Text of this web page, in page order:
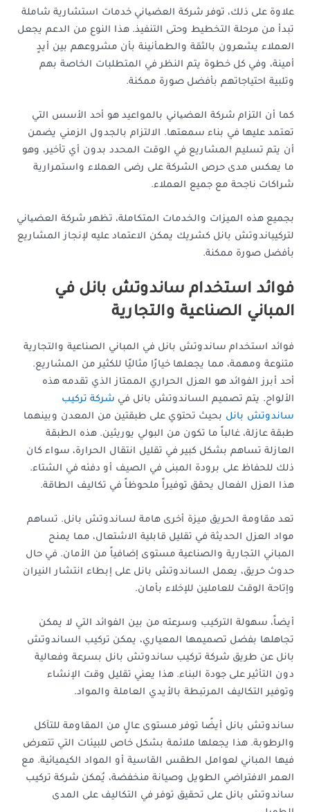
علاوة على ذلك، توفر شركة العضیاني خدمات استشارية شاملة
تبدأ من مرحلة التخطيط وحتى التنفيذ. هذا النوع من الدعم يجعل
العملاء يشعرون بالثقة والطمأنينة بأن مشروعهم بين أيدٍ
أمينة، وفي كل خطوة يتم النظر في المتطلبات الخاصة بهم
وتلبية احتياجاتهم بأفضل صورة ممكنة.
كما أن التزام شركة العضیاني بالمواعيد هو أحد الأسس التي
تعتمد عليها في بناء سمعتها. الالتزام بالجدول الزمني يضمن
أن يتم تسليم المشاريع في الوقت المحدد بدون أي تأخير، وهو
ما يعكس مدى حرص الشركة على رضى العملاء واستمرارية
شراكات ناجحة مع جميع العملاء.
بجميع هذه الميزات والخدمات المتكاملة، تظهر شركة العضیاني
لتركيباندوتش بانل كشريك يمكن الاعتماد عليه لإنجاز المشاريع
بأفضل صورة ممكنة.
فوائد استخدام ساندوتش بانل في
المباني الصناعية والتجارية
فوائد استخدام ساندوتش بانل في المباني الصناعية والتجارية
متنوعة ومهمة، مما يجعلها خيارًا مثاليًا للكثير من المشاريع.
أحد أبرز الفوائد هو العزل الحراري الممتاز الذي تقدمه هذه
الألواح. يتم تصميم الساندوتش بانل في شركة تركيب
ساندوتش بانل بحيث تحتوي على طبقتين من المعدن وبينهما
طبقة عازلة، غالباً ما تكون من البولي يوريثين. هذه الطبقة
العازلة تساهم بشكل كبير في تقليل انتقال الحرارة، سواء كان
ذلك للحفاظ على برودة المبنى في الصيف أو دفئه في الشتاء.
هذا العزل الفعال يحقق توفيراً ملحوظاً في تكاليف الطاقة.
تعد مقاومة الحريق ميزة أخرى هامة لساندوتش بانل. تساهم
مواد العزل الحديثة في تقليل قابلية الاشتعال، مما يمنح
المباني التجارية والصناعية مستوى إضافياً من الأمان. في حال
حدوث حريق، يعمل الساندوتش بانل على إبطاء انتشار النيران
وإتاحة الوقت للعاملين للإخلاء بأمان.
أيضاً، سهولة التركيب وسرعته من بين الفوائد التي لا يمكن
تجاهلها بفضل تصميمها المعياري، يمكن تركيب الساندوتش
بانل عن طريق شركة تركيب ساندوتش بانل بسرعة وفعالية
دون التأثير على جودة البناء. هذا يعني تقليل وقت الإنشاء
وتوفير التكاليف المرتبطة بالأيدي العاملة والمواد.
ساندوتش بانل أيضًا توفر مستوى عالٍ من المقاومة للتآكل
والرطوبة. هذا يجعلها ملائمة بشكل خاص للبيئات التي تتعرض
فيها المباني لعوامل الطقس القاسية أو المواد الكيميائية. مع
العمر الافتراضي الطويل وصيانة منخفضة، يُمكن شركة تركيب
ساندوتش بانل على تحقيق توفر في التكاليف على المدى